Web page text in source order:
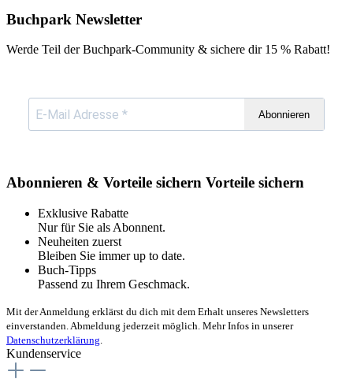
Buchpark Newsletter
Werde Teil der Buchpark-Community & sichere dir 15 % Rabatt!
Abonnieren
Abonnieren & Vorteile sichern Vorteile sichern
Exklusive Rabatte
Nur für Sie als Abonnent.
Neuheiten zuerst
Bleiben Sie immer up to date.
Buch-Tipps
Passend zu Ihrem Geschmack.
Mit der Anmeldung erklärst du dich mit dem Erhalt unseres Newsletters
einverstanden. Abmeldung jederzeit möglich. Mehr Infos in unserer
Datenschutzerklärung
Kundenservice